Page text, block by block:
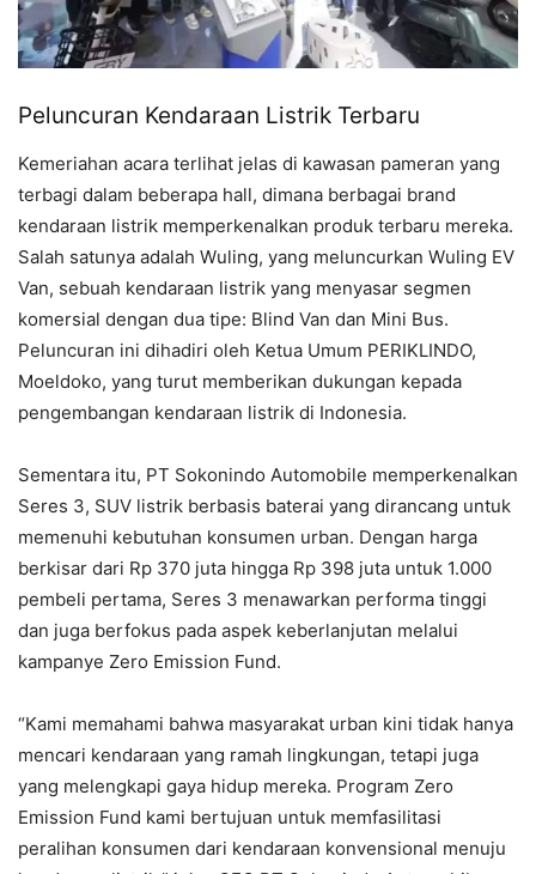
Peluncuran Kendaraan Listrik Terbaru
Kemeriahan acara terlihat jelas di kawasan pameran yang
terbagi dalam beberapa hall, dimana berbagai brand
kendaraan listrik memperkenalkan produk terbaru mereka.
Salah satunya adalah Wuling, yang meluncurkan Wuling EV
Van, sebuah kendaraan listrik yang menyasar segmen
komersial dengan dua tipe: Blind Van dan Mini Bus.
Peluncuran ini dihadiri oleh Ketua Umum PERIKLINDO,
Moeldoko, yang turut memberikan dukungan kepada
pengembangan kendaraan listrik di Indonesia.
Sementara itu, PT Sokonindo Automobile memperkenalkan
Seres 3, SUV listrik berbasis baterai yang dirancang untuk
memenuhi kebutuhan konsumen urban. Dengan harga
berkisar dari Rp 370 juta hingga Rp 398 juta untuk 1.000
pembeli pertama, Seres 3 menawarkan performa tinggi
dan juga berfokus pada aspek keberlanjutan melalui
kampanye Zero Emission Fund.
“Kami memahami bahwa masyarakat urban kini tidak hanya
mencari kendaraan yang ramah lingkungan, tetapi juga
yang melengkapi gaya hidup mereka. Program Zero
Emission Fund kami bertujuan untuk memfasilitasi
peralihan konsumen dari kendaraan konvensional menuju